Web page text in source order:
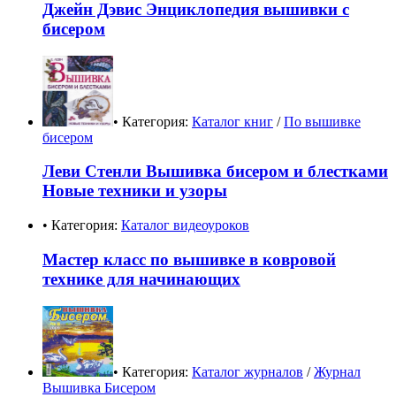
Джейн Дэвис Энциклопедия вышивки с
бисером
• Категория: Каталог книг /По вышивке
бисером
Леви Стенли Вышивка бисером и блестками
Новые техники и узоры
• Категория: Каталог видеоуроков
Мастер класс по вышивке в ковровой
технике для начинающих
• Категория: Каталог журналов /Журнал
Вышивка Бисером